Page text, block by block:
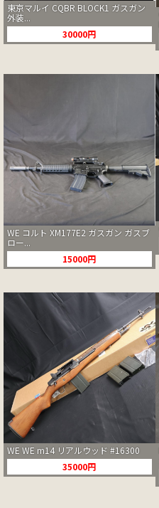
東京マルイ CQBR BLOCK1 ガスガン
外装...
30000円
WE コルト XM177E2 ガスガン ガスブ
ロー...
15000円
WE WE m14 リアルウッド #16300
35000円